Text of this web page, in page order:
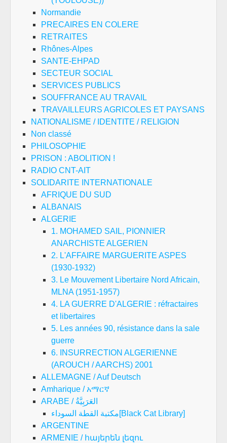
Normandie
PRECAIRES EN COLERE
RETRAITES
Rhônes-Alpes
SANTE-EHPAD
SECTEUR SOCIAL
SERVICES PUBLICS
SOUFFRANCE AU TRAVAIL
TRAVAILLEURS AGRICOLES ET PAYSANS
NATIONALISME / IDENTITE / RELIGION
Non classé
PHILOSOPHIE
PRISON : ABOLITION !
RADIO CNT-AIT
SOLIDARITE INTERNATIONALE
AFRIQUE DU SUD
ALBANAIS
ALGERIE
1. MOHAMED SAIL, PIONNIER
ANARCHISTE ALGERIEN
2. L'AFFAIRE MARGUERITE ASPES
(1930-1932)
3. Le Mouvement Libertaire Nord Africain,
MLNA (1951-1957)
4. LA GUERRE D'ALGERIE : réfractaires
et libertaires
5. Les années 90, résistance dans la sale
guerre
6. INSURRECTION ALGERIENNE
(AROUCH / AARCHS) 2001
ALLEMAGNE / Auf Deutsch
Amharique / አማርኛ
ARABE / العَرَبِيَّةُ
مكتبة القطة السوداء[Black Cat Library]
ARGENTINE
ARMENIE / հայերեն լեզու